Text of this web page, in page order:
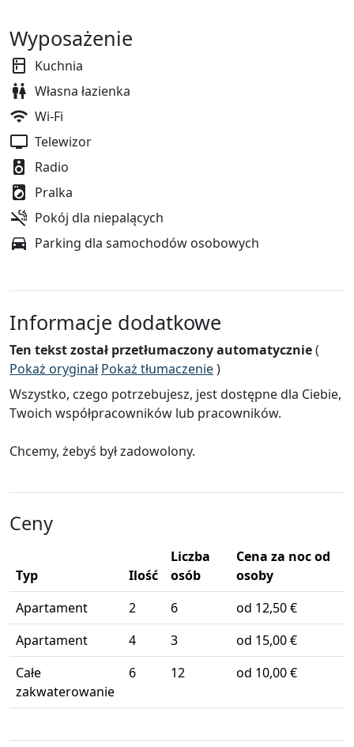
Wyposażenie
Kuchnia
Własna łazienka
Wi-Fi
Telewizor
Radio
Pralka
Pokój dla niepalących
Parking dla samochodów osobowych
Informacje dodatkowe
Ten tekst został przetłumaczony automatycznie(
Pokaż oryginał Pokaż tłumaczenie)
Wszystko, czego potrzebujesz, jest dostępne dla Ciebie,
Twoich współpracowników lub pracowników.
Chcemy, żebyś był zadowolony.
Ceny
Typ Ilość
Liczba
osób
Cena za noc od
osoby
Apartament
2 6
od 12,50 €
Apartament
4 3
od 15,00 €
Całe
zakwaterowanie
6 12 od 10,00 €